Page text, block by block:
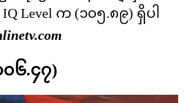
IQ Level က (၁၀၅.၈၉) ရှိပါ
၀၆.၄၇)